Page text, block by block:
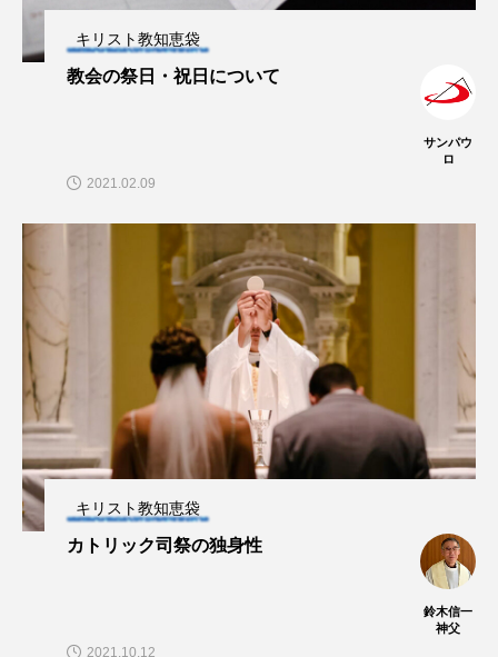
キリスト教知恵袋
教会の祭日・祝日について
サンパウ
ロ
2021.02.09
キリスト教知恵袋
カトリック司祭の独身性
鈴木信一
神父
2021.10.12